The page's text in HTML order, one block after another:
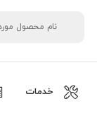
خدمات